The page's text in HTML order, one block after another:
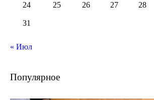
24 25 26 27 28
31
« Июл
Популярное